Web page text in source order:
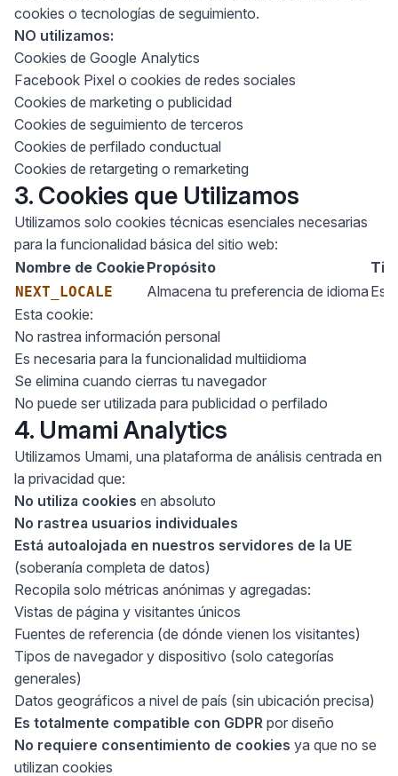
cookies o tecnologías de seguimiento.
NO utilizamos:
Cookies de Google Analytics
Facebook Pixel o cookies de redes sociales
Cookies de marketing o publicidad
Cookies de seguimiento de terceros
Cookies de perfilado conductual
Cookies de retargeting o remarketing
3. Cookies que Utilizamos
Utilizamos solo cookies técnicas esenciales necesarias
para la funcionalidad básica del sitio web:
Nombre de CookiePropósito
NEXT_LOCALE Almacena tu preferencia de idioma
Esta cookie:
No rastrea información personal
Es necesaria para la funcionalidad multiidioma
Se elimina cuando cierras tu navegador
No puede ser utilizada para publicidad o perfilado
4. Umami Analytics
Utilizamos Umami, una plataforma de análisis centrada en
la privacidad que:
No utiliza cookies en absoluto
No rastrea usuarios individuales
Está autoalojada en nuestros servidores de la UE
(soberanía completa de datos)
Recopila solo métricas anónimas y agregadas:
Vistas de página y visitantes únicos
Fuentes de referencia (de dónde vienen los visitantes)
Tipos de navegador y dispositivo (solo categorías
generales)
Datos geográficos a nivel de país (sin ubicación precisa)
Es totalmente compatible con GDPR por diseño
No requiere consentimiento de cookies ya que no se
utilizan cookies